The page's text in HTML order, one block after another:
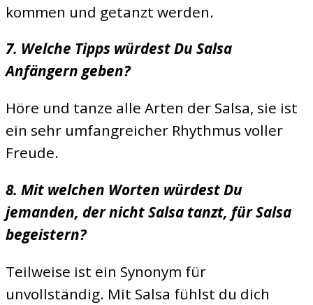
kommen und getanzt werden.
7. Welche Tipps würdest Du Salsa
Anfängern geben?
Höre und tanze alle Arten der Salsa, sie ist
ein sehr umfangreicher Rhythmus voller
Freude.
8. Mit welchen Worten würdest Du
jemanden, der nicht Salsa tanzt, für Salsa
begeistern?
Teilweise ist ein Synonym für
unvollständig. Mit Salsa fühlst du dich